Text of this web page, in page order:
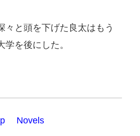
と頭を下げた良太はもう
学を後にした。
Novels